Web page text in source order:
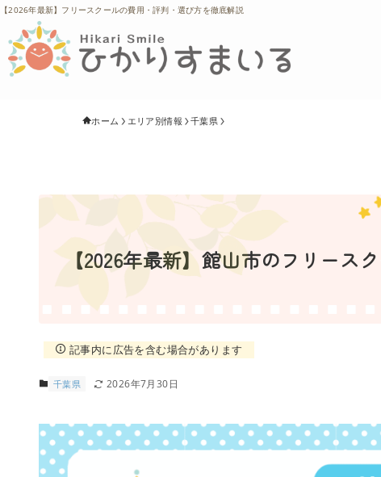
【2026年最新】フリースクールの費用・評判・選び方を徹底解説
ホーム エリア別情報 千葉県
【2026年最新】館山市のフリース
記事内に広告を含む場合があります
千葉県 2026年7月30日